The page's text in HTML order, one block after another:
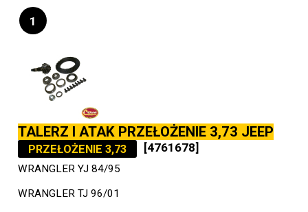
1
TALERZ I ATAK PRZEŁOŻENIE 3,73 JEEP
PRZEŁOŻENIE 3,73 [4761678]
WRANGLER YJ 84/95
WRANGLER TJ 96/01